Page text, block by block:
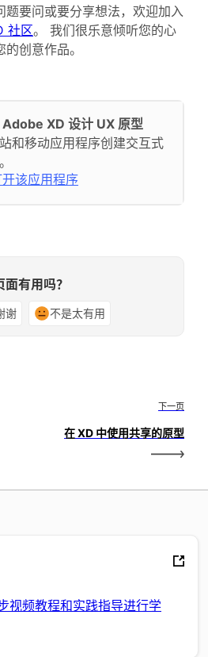
题要问或要分享想法，欢迎加入
社区。 我们很乐意倾听您的心
创意作品。
Adobe XD 设计 UX 原型
和移动应用程序创建交互式
该应用程序
面有用吗？
谢 不是太有用
下一页
在 XD 中使用共享的原型
视频教程和实践指导进行学